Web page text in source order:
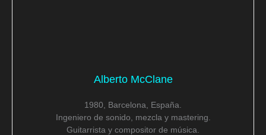
Alberto McClane
1980, Barcelona, España.
Ingeniero de sonido, mezcla y mastering.
Guitarrista y compositor de música.